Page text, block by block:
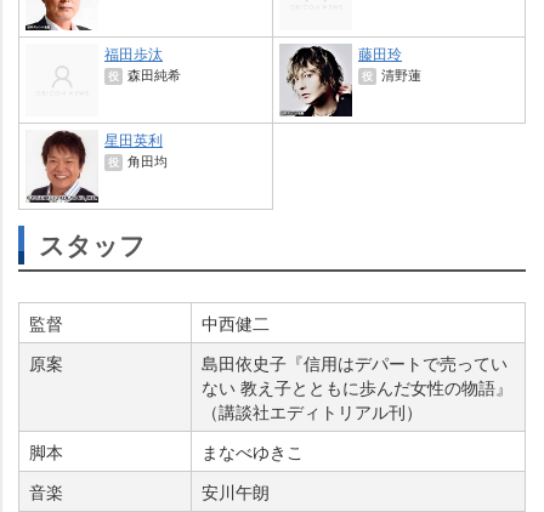
福田歩汰
役 森田純希
藤田玲
役 清野蓮
星田英利
役 角田均
スタッフ
監督
中西健二
原案
島田依史子『信用はデパートで売ってい
ない 教え子とともに歩んだ女性の物語』
（講談社エディトリアル刊）
脚本
まなべゆきこ
音楽
安川午朗